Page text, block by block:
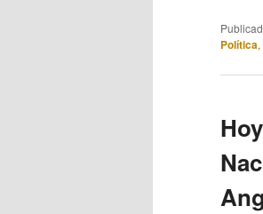
Política,